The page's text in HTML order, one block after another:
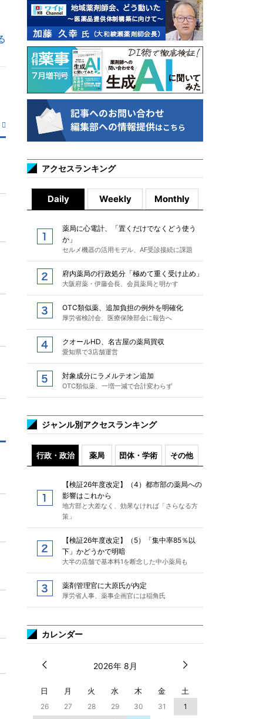
アクセスランキング
Daily Weekly Monthly
薬局に心電計、「置くだけでなくどう使う
か」
セルメ機器の活用モデル、AF受診接続に課題
府内薬局の行政処分「極めて重く受け止め」
大阪府薬・伊藤会長、会員薬局と明かす
OTC類似薬、追加負担の例外を明確化
厚労省検討会、医療保険部会に報告へ
クオールHD、名古屋の薬局買収
愛知県で3店舗運営
対象成分にラメルテオン追加
OTC類似薬、一増一減で合計変わらず
ジャンル別アクセスランキング
行政・政治 薬局 団体・学術 その他
【検証26年度改定】（4）都市部の薬局への
影響はこれから
地方部と大差なく、効果なければ「さらなる方
策」
【検証26年度改定】（5）「集中率85％以
下」かどうかで明暗
大半の店舗で基本料1を断念した中小薬局も
薬剤管理官に大原氏が内定
厚労省人事、薬事企画官には稲角氏
カレンダー
2026年 8月
日 月 火 水 木 金 土
26 27 28 29 30 31
1